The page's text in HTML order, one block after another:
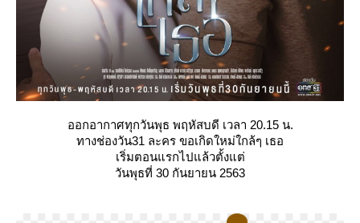
ออกอากาศทุกวันพุธ พฤหัสบดี เวลา 20.15 น.
ทางช่องวัน31 ละคร ขอเกิดใหม่ใกล้ๆ เธอ
เริ่มตอนแรกไปแล้วตั้งแต่
วันพุธที่ 30 กันยายน 2563